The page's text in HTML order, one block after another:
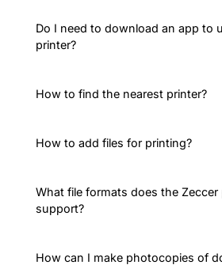
Do I need to download an app to
printer?
How to find the nearest printer?
How to add files for printing?
What file formats does the Zeccer
support?
How can I make photocopies of